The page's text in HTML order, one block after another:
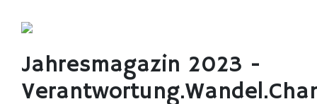
Jahresmagazin 2023 -